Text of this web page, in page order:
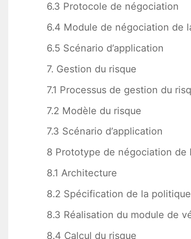
6.3 Protocole de négociation
6.4 Module de négociation de
6.5 Scénario d’application
7. Gestion du risque
7.1 Processus de gestion du
7.2 Modèle du risque
7.3 Scénario d’application
8 Prototype de négociation de
8.1 Architecture
8.2 Spécification de la
8.3 Réalisation du module de
8.4 Calcul du risque